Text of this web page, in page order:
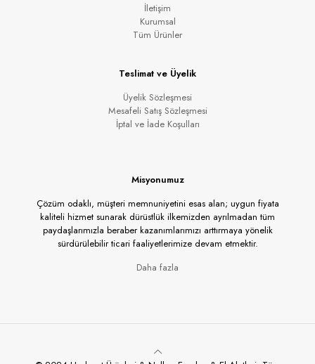
İletişim
Kurumsal
Tüm Ürünler
Teslimat ve Üyelik
Üyelik Sözleşmesi
Mesafeli Satış Sözleşmesi
İptal ve İade Koşulları
Misyonumuz
Çözüm odaklı, müşteri memnuniyetini esas alan; uygun fiyata
kaliteli hizmet sunarak dürüstlük ilkemizden ayrılmadan tüm
paydaşlarımızla beraber kazanımlarımızı arttırmaya yönelik
sürdürülebilir ticari faaliyetlerimize devam etmektir.
Daha fazla